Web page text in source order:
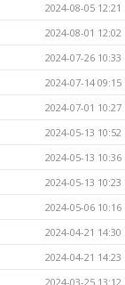
2024-08-05 12:21
2024-08-01 12:02
2024-07-26 10:33
2024-07-14 09:15
2024-07-01 10:27
2024-05-13 10:52
2024-05-13 10:36
2024-05-13 10:23
2024-05-06 10:16
2024-04-21 14:30
2024-04-21 14:23
2024-03-25 13:12